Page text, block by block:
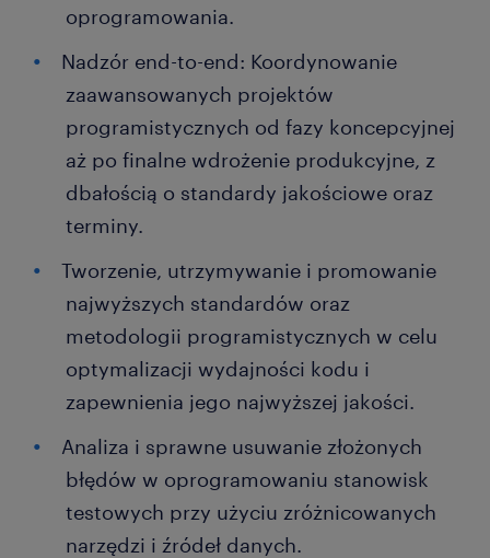
oprogramowania.
Nadzór end-to-end: Koordynowanie
zaawansowanych projektów
programistycznych od fazy koncepcyjnej
aż po finalne wdrożenie produkcyjne, z
dbałością o standardy jakościowe oraz
terminy.
Tworzenie, utrzymywanie i promowanie
najwyższych standardów oraz
metodologii programistycznych w celu
optymalizacji wydajności kodu i
zapewnienia jego najwyższej jakości.
Analiza i sprawne usuwanie złożonych
błędów w oprogramowaniu stanowisk
testowych przy użyciu zróżnicowanych
narzędzi i źródeł danych.